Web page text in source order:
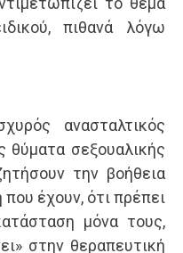
πιθανά λόγω
ανασταλτικός
σεξουαλικής
την βοήθεια
έχουν, ότι πρέπει
μόνα τους,
στην θεραπευτική